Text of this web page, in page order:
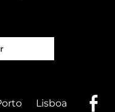
Lisboa